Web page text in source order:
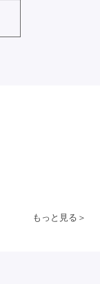
もっと見る＞